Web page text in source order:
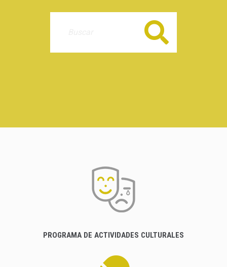
Buscar
PROGRAMA DE ACTIVIDADES CULTURALES